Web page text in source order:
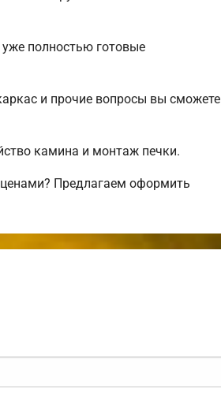
полностью готовые
и прочие вопросы вы сможете
камина и монтаж печки.
Предлагаем оформить